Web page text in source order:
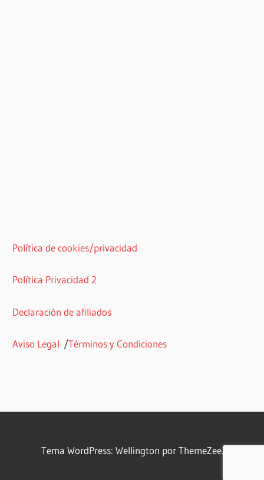
Política de cookies/privacidad
Política Privacidad 2
Declaración de afiliados
Aviso Legal /Términos y Condiciones
Tema WordPress: Wellington por ThemeZee.